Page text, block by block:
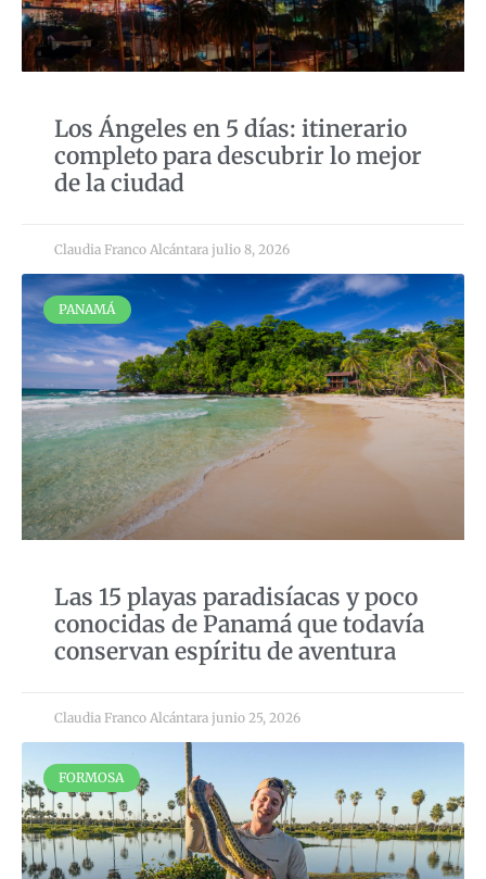
Los Ángeles en 5 días: itinerario
completo para descubrir lo mejor
de la ciudad
Claudia Franco Alcántara julio 8, 2026
PANAMÁ
Las 15 playas paradisíacas y poco
conocidas de Panamá que todavía
conservan espíritu de aventura
Claudia Franco Alcántara junio 25, 2026
FORMOSA